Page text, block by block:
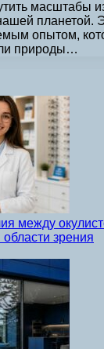
масштабы
планетой.
опытом,
природы…
между
зрения